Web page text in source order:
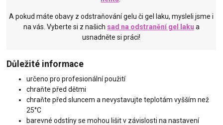
A pokud máte obavy z odstraňování gelu či gel laku, mysleli jsme i
na vás. Vyberte si z našich sad na odstranění gel laku a
usnadněte si práci!
Důležité informace
určeno pro profesionální použití
chraňte před dětmi
chraňte před sluncem a nevystavujte teplotám vyšším než
25°C
barevné odstíny se mohou lišit v závislosti na nastavení